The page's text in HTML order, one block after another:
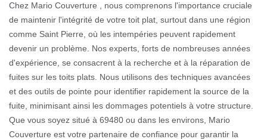
Chez Mario Couverture , nous comprenons l'importance cruciale
de maintenir l'intégrité de votre toit plat, surtout dans une région
comme Saint Pierre, où les intempéries peuvent rapidement
devenir un problème. Nos experts, forts de nombreuses années
d'expérience, se consacrent à la recherche et à la réparation de
fuites sur les toits plats. Nous utilisons des techniques avancées
et des outils de pointe pour identifier rapidement la source de la
fuite, minimisant ainsi les dommages potentiels à votre structure.
Que vous soyez situé à 69480 ou dans les environs, Mario
Couverture est votre partenaire de confiance pour garantir la